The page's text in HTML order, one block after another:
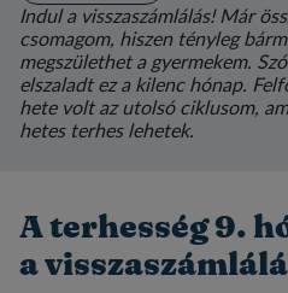
Indul a visszaszámlálás! Már
csomagom, hiszen tényleg
megszülethet a gyermekem.
elszaladt ez a kilenc hónap.
hete volt az utolsó ciklusom,
hetes terhes lehetek.
A terhesség 9.
a